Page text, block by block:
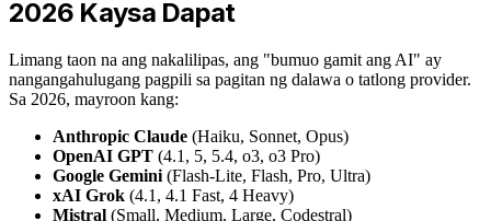
2026 Kaysa Dapat
Limang taon na ang nakalilipas, ang "bumuo gamit ang AI" ay
nangangahulugang pagpili sa pagitan ng dalawa o tatlong provider.
Sa 2026, mayroon kang:
Anthropic Claude (Haiku, Sonnet, Opus)
OpenAI GPT (4.1, 5, 5.4, o3, o3 Pro)
Google Gemini (Flash-Lite, Flash, Pro, Ultra)
xAI Grok (4.1, 4.1 Fast, 4 Heavy)
Mistral (Small, Medium, Large, Codestral)